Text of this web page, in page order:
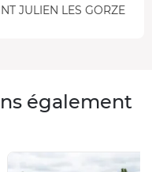
JULIEN LES GORZE
également